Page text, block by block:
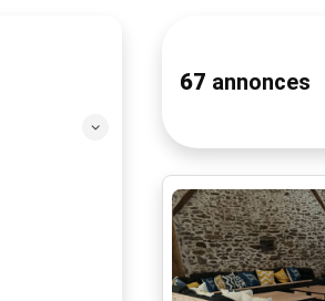
67 annonces